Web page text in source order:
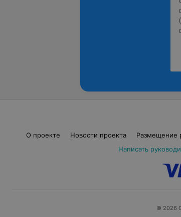
О проекте Новости проекта Размещение
Написать
© 2026